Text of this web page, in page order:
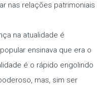
nas relações patrimoniais
na atualidade é
ensinava que era o
é o rápido engolindo
mas, sim ser